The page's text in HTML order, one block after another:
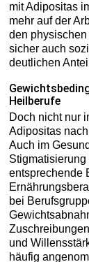
mit Adipositas
mehr auf der
den
sicher auch
deutlichen
Heilberufe
Doch nicht nur
Adipositas
Auch im
entsprechende
bei
und
häufig